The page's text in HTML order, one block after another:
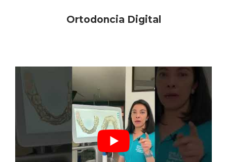
Ortodoncia Digital